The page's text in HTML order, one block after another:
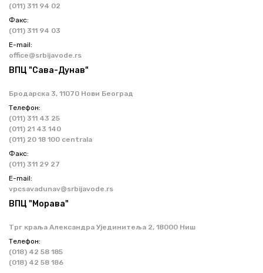
(011) 311 94 02
Факс:
(011) 311 94 03
Е-mail:
office@srbijavode.rs
ВПЦ "Сава-Дунав"
Бродарска 3, 11070 Нови Београд
Телефон:
(011) 311 43 25
(011) 21 43 140
(011) 20 18 100 centrala
Факс:
(011) 311 29 27
Е-mail:
vpcsavadunav@srbijavode.rs
ВПЦ "Морава"
Трг краља Александра Ујединитеља 2, 18000 Ниш
Телефон:
(018) 42 58 185
(018) 42 58 186